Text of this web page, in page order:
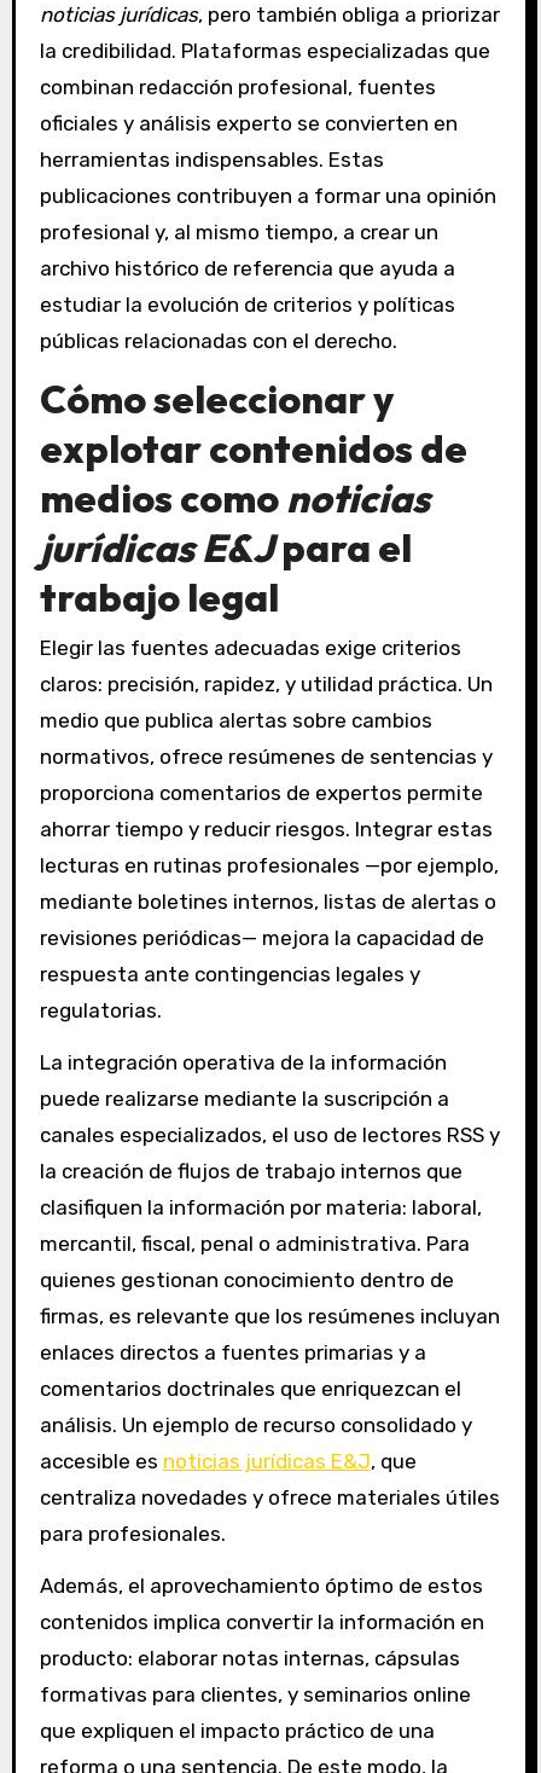
noticias jurídicas, pero también obliga a priorizar
la credibilidad. Plataformas especializadas que
combinan redacción profesional, fuentes
oficiales y análisis experto se convierten en
herramientas indispensables. Estas
publicaciones contribuyen a formar una opinión
profesional y, al mismo tiempo, a crear un
archivo histórico de referencia que ayuda a
estudiar la evolución de criterios y políticas
públicas relacionadas con el derecho.
Cómo seleccionar y
explotar contenidos de
medios como noticias
jurídicas E&Jpara el
trabajo legal
Elegir las fuentes adecuadas exige criterios
claros: precisión, rapidez, y utilidad práctica. Un
medio que publica alertas sobre cambios
normativos, ofrece resúmenes de sentencias y
proporciona comentarios de expertos permite
ahorrar tiempo y reducir riesgos. Integrar estas
lecturas en rutinas profesionales —por ejemplo,
mediante boletines internos, listas de alertas o
revisiones periódicas— mejora la capacidad de
respuesta ante contingencias legales y
regulatorias.
La integración operativa de la información
puede realizarse mediante la suscripción a
canales especializados, el uso de lectores RSS y
la creación de flujos de trabajo internos que
clasifiquen la información por materia: laboral,
mercantil, fiscal, penal o administrativa. Para
quienes gestionan conocimiento dentro de
firmas, es relevante que los resúmenes incluyan
enlaces directos a fuentes primarias y a
comentarios doctrinales que enriquezcan el
análisis. Un ejemplo de recurso consolidado y
accesible es noticias jurídicas E&J, que
centraliza novedades y ofrece materiales útiles
para profesionales.
Además, el aprovechamiento óptimo de estos
contenidos implica convertir la información en
producto: elaborar notas internas, cápsulas
formativas para clientes, y seminarios online
que expliquen el impacto práctico de una
reforma o una sentencia. De este modo, la